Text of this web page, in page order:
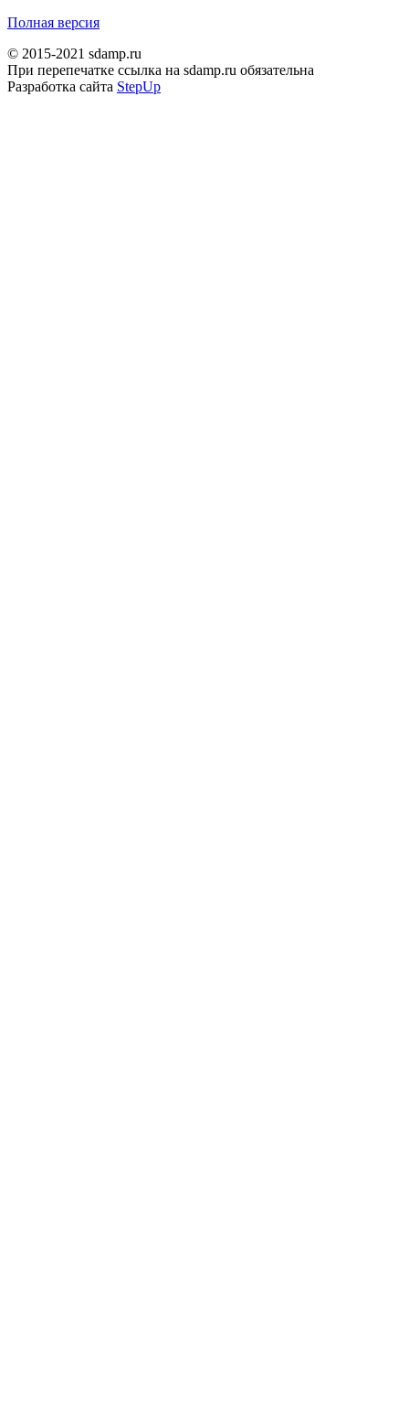
Полная версия
© 2015-2021 sdamp.ru
При перепечатке ссылка на sdamp.ru обязательна
Разработка сайта StepUp